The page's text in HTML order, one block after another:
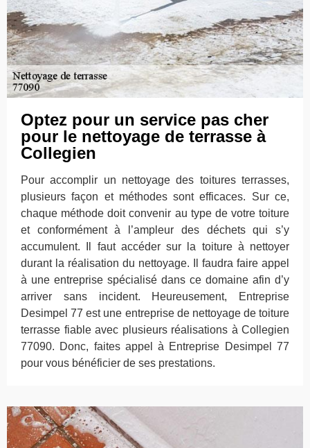
Optez pour un service pas cher
pour le nettoyage de terrasse à
Collegien
Pour accomplir un nettoyage des toitures terrasses,
plusieurs façon et méthodes sont efficaces. Sur ce,
chaque méthode doit convenir au type de votre toiture
et conformément à l’ampleur des déchets qui s’y
accumulent. Il faut accéder sur la toiture à nettoyer
durant la réalisation du nettoyage. Il faudra faire appel
à une entreprise spécialisé dans ce domaine afin d’y
arriver sans incident. Heureusement, Entreprise
Desimpel 77 est une entreprise de nettoyage de toiture
terrasse fiable avec plusieurs réalisations à Collegien
77090. Donc, faites appel à Entreprise Desimpel 77
pour vous bénéficier de ses prestations.